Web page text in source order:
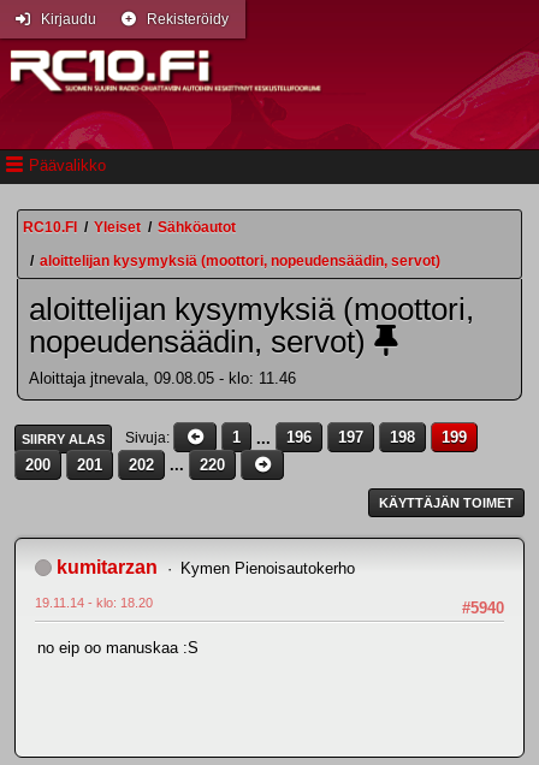
Päävalikko
Kirjaudu Rekisteröidy
RC10.FI / Yleiset / Sähköautot
/ aloittelijan kysymyksiä (moottori, nopeudensäädin, servot)
aloittelijan kysymyksiä (moottori,
nopeudensäädin, servot)
Aloittaja jtnevala, 09.08.05 - klo: 11.46
SIIRRY ALAS Sivuja 1 ... 196 197 198
199
200
201 202 ... 220
KÄYTTÄJÄN TOIMET
kumitarzan Kymen Pienoisautokerho
#5940
19.11.14 - klo: 18.20
no eip oo manuskaa :S